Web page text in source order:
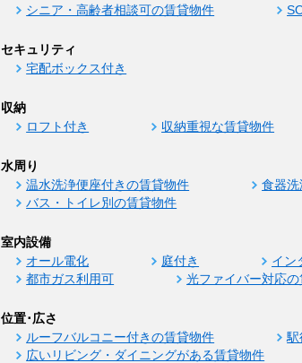
シニア・高齢者相談可の賃貸物件
セキュリティ
宅配ボックス付き
収納
ロフト付き 収納重視な賃貸物件
水周り
温水洗浄便座付きの賃貸物件 食器
バス・トイレ別の賃貸物件
室内設備
オール電化 庭付き イン
都市ガス利用可
光ファイバー対応
位置･広さ
ルーフバルコニー付きの賃貸物件 駅
広いリビング・ダイニングがある賃貸物件